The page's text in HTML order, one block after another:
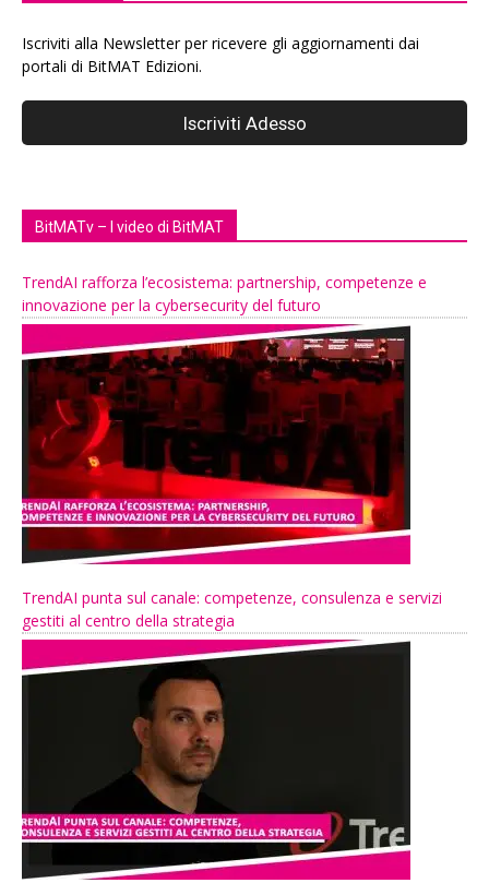
Iscriviti alla Newsletter per ricevere gli aggiornamenti dai
portali di BitMAT Edizioni.
BitMATv – I video di BitMAT
TrendAI rafforza l’ecosistema: partnership, competenze e
innovazione per la cybersecurity del futuro
TrendAI punta sul canale: competenze, consulenza e servizi
gestiti al centro della strategia